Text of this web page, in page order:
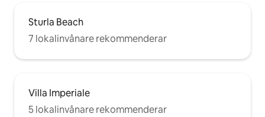
Sturla Beach
7 lokalinvånare rekommenderar
Villa Imperiale
5 lokalinvånare rekommenderar